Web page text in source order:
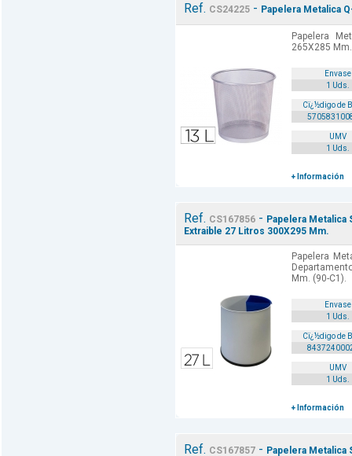
Ref. CS24225- Papelera Metalica
Papelera
265X285
Envase
1 Uds.
Cï¿½digo de
UMV
1 Uds.
+ Información
Ref. CS167856- Papelera Metalica
Extraible 27 Litros 300X295 Mm.
Papelera
Mm. (90-C1).
Envase
1 Uds.
Cï¿½digo de
UMV
1 Uds.
+ Información
Ref. CS167857- Papelera Metalica